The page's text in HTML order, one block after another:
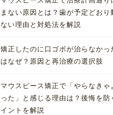
まない原因とは？歯が予定どおり
ない理由と対処法を解説
矯正したのに口ゴボが治らなかっ
はなぜ？原因と再治療の選択肢
マウスピース矯正で「やらなきゃ
った」と感じる理由は？後悔を防
イントを解説